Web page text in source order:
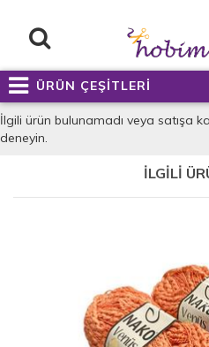
ÜRÜN ÇEŞİTLERİ
İlgili ürün bulunamadı veya satışa
deneyin.
İLGİLİ